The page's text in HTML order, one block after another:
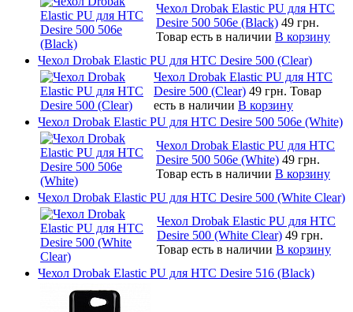
Чехол Drobak Elastic PU для HTC
Desire 500 506e (Black) 49 грн.
Товар есть в наличии В корзину
Чехол Drobak Elastic PU для HTC Desire 500 (Clear)
Чехол Drobak Elastic PU для HTC
Desire 500 (Clear) 49 грн. Товар
есть в наличии В корзину
Чехол Drobak Elastic PU для HTC Desire 500 506e (White)
Чехол Drobak Elastic PU для HTC
Desire 500 506e (White) 49 грн.
Товар есть в наличии В корзину
Чехол Drobak Elastic PU для HTC Desire 500 (White Clear)
Чехол Drobak Elastic PU для HTC
Desire 500 (White Clear) 49 грн.
Товар есть в наличии В корзину
Чехол Drobak Elastic PU для HTC Desire 516 (Black)